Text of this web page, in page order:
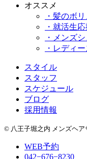
オススメ
・髪のボ
・就活生
・メンズ
・レディ
スタイル
スタッフ
スケジュール
ブログ
採用情報
© 八王子堀之内 メンズヘア
WEB予約
042−676−8230